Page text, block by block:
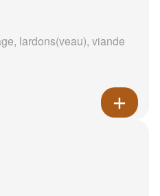
lardons(veau), viande